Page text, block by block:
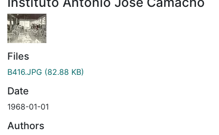
Files
B416.JPG (82.88 KB)
Date
1968-01-01
Authors